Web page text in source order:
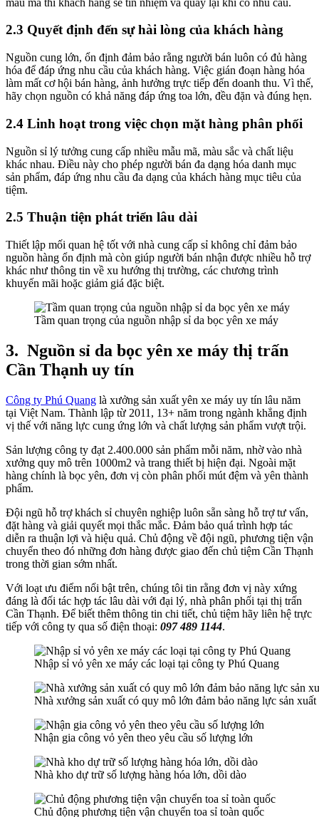
2.3 Quyết định đến sự hài lòng của khách hàng
Nguồn cung lớn, ổn định đảm bảo rằng người bán luôn có đủ hàng
hóa để đáp ứng nhu cầu của khách hàng. Việc gián đoạn hàng hóa
làm mất cơ hội bán hàng, ảnh hưởng trực tiếp đến doanh thu. Vì thế,
hãy chọn nguồn có khả năng đáp ứng toa lớn, đều đặn và đúng hẹn.
2.4 Linh hoạt trong việc chọn mặt hàng phân phối
Nguồn sỉ lý tưởng cung cấp nhiều mẫu mã, màu sắc và chất liệu
khác nhau. Điều này cho phép người bán đa dạng hóa danh mục
sản phẩm, đáp ứng nhu cầu đa dạng của khách hàng mục tiêu của
tiệm.
2.5 Thuận tiện phát triển lâu dài
Thiết lập mối quan hệ tốt với nhà cung cấp sỉ không chỉ đảm bảo
nguồn hàng ổn định mà còn giúp người bán nhận được nhiều hỗ trợ
khác như thông tin về xu hướng thị trường, các chương trình
khuyến mãi hoặc giảm giá đặc biệt.
Tầm quan trọng của nguồn nhập sỉ da bọc yên xe máy
3. Nguồn sỉ da bọc yên xe máy thị trấn
Cần Thạnh uy tín
Công ty Phú Quang là xưởng sản xuất yên xe máy uy tín lâu năm
tại Việt Nam. Thành lập từ 2011, 13+ năm trong ngành khẳng định
vị thế với năng lực cung ứng lớn và chất lượng sản phẩm vượt trội.
Sản lượng công ty đạt 2.400.000 sản phẩm mỗi năm, nhờ vào nhà
xưởng quy mô trên 1000m2 và trang thiết bị hiện đại. Ngoài mặt
hàng chính là bọc yên, đơn vị còn phân phối mút đệm và yên thành
phẩm.
Đội ngũ hỗ trợ khách sỉ chuyên nghiệp luôn sẵn sàng hỗ trợ tư vấn,
đặt hàng và giải quyết mọi thắc mắc. Đảm bảo quá trình hợp tác
diễn ra thuận lợi và hiệu quả. Chủ động về đội ngũ, phương tiện vận
chuyển theo đó những đơn hàng được giao đến chủ tiệm Cần Thạnh
trong thời gian sớm nhất.
Với loạt ưu điểm nổi bật trên, chúng tôi tin rằng đơn vị này xứng
đáng là đối tác hợp tác lâu dài với đại lý, nhà phân phối tại thị trấn
Cần Thạnh. Để biết thêm thông tin chi tiết, chủ tiệm hãy liên hệ trực
tiếp với công ty qua số điện thoại: 097 489 1144.
Nhập sỉ vỏ yên xe máy các loại tại công ty Phú Quang
Nhà xưởng sản xuất có quy mô lớn đảm bảo năng lực sản
Nhận gia công vỏ yên theo yêu cầu số lượng lớn
Nhà kho dự trữ số lượng hàng hóa lớn, dồi dào
Chủ động phương tiện vận chuyển toa sỉ toàn quốc